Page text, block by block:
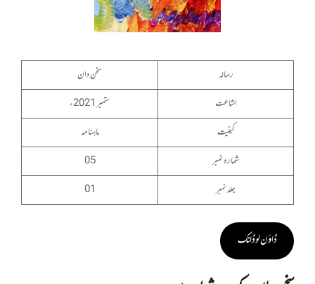
رسالہ
سخن دان
اشاعت
ستمبر 2021ء
کیفیت
ماہنامہ
شمارہ نمبر
05
جلد نمبر
01
ڈاؤن لوڈ لنک